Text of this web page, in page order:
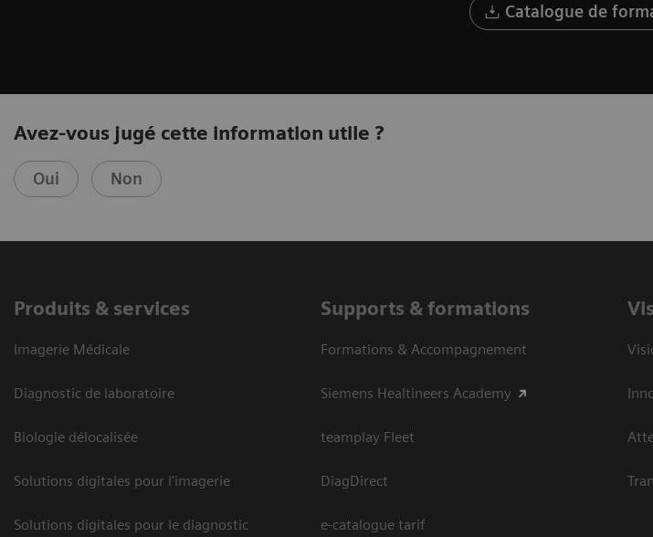
Catalogue de
Avez-vous jugé cette information utile ?
Oui Non
Produits & services
Imagerie Médicale
Diagnostic de laboratoire
Biologie délocalisée
Solutions digitales pour l'imagerie
Solutions digitales pour le diagnostic
Supports & formations
Formations & Accompagnement
Siemens Healtineers Academy
teamplay Fleet
DiagDirect
e-catalogue tarif